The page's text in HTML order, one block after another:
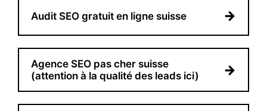
Audit SEO gratuit en ligne suisse →
Agence SEO pas cher suisse
(attention à la qualité des leads ici)
→